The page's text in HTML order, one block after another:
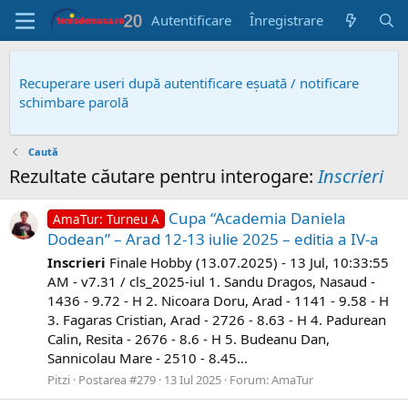
Autentificare Înregistrare
Recuperare useri după autentificare eșuată / notificare
schimbare parolă
Caută
Rezultate căutare pentru interogare:Inscrieri
AmaTur: Turneu A Cupa “Academia Daniela
Dodean” – Arad 12-13 iulie 2025 – editia a IV-a
Inscrieri Finale Hobby (13.07.2025) - 13 Jul, 10:33:55
AM - v7.31 / cls_2025-iul 1. Sandu Dragos, Nasaud -
1436 - 9.72 - H 2. Nicoara Doru, Arad - 1141 - 9.58 - H
3. Fagaras Cristian, Arad - 2726 - 8.63 - H 4. Padurean
Calin, Resita - 2676 - 8.6 - H 5. Budeanu Dan,
Sannicolau Mare - 2510 - 8.45...
Pitzi Postarea #279 13 Iul 2025 Forum:AmaTur